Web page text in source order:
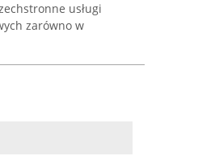
usługi
zarówno w